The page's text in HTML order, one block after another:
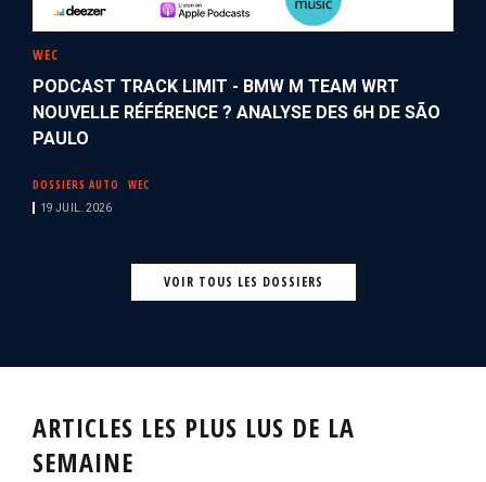
WEC
PODCAST TRACK LIMIT - BMW M TEAM WRT
NOUVELLE RÉFÉRENCE ? ANALYSE DES 6H DE SÃO
PAULO
DOSSIERS AUTO WEC
19 JUIL. 2026
VOIR TOUS LES DOSSIERS
ARTICLES LES PLUS LUS DE LA
SEMAINE